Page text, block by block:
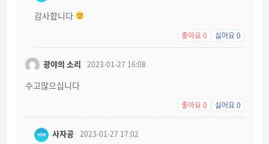
감사합니다
좋아요0 싫어요0
광야의 소리 2023-01-27 16:08
수고많으십니다
좋아요0 싫어요0
사자공 2023-01-27 17:02